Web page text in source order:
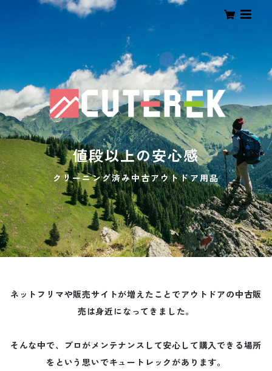
値段以上の安心感
クリーニング済み中古アウトドア用品
ネットフリマや販売サイトが増えたことでアウトドアの中古販
売は身近になってきました。
そんな中で、プロがメンテナンスして安心して購入できる場所
をという思いでキュートレックがあります。